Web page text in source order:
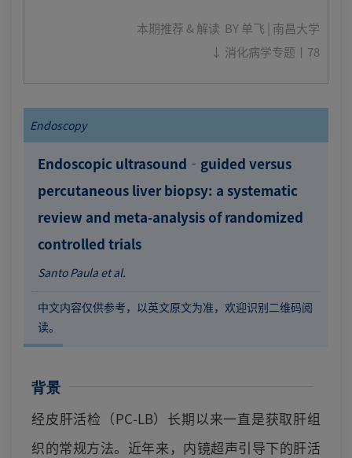
本期推荐 & 解读 BY单飞 | 南昌大学
↓ 消化病学专题丨78
Endoscopy
Endoscopic ultrasound‐guided versus
percutaneous liver biopsy: a systematic
review and meta-analysis of randomized
controlled trials
Santo Paula et al.
中文内容仅供参考，以英文原文为准，欢迎识别二维码阅
读。
背景
经皮肝活检（PC-LB）长期以来一直是获取肝组
织的常规方法。近年来，内镜超声引导下的肝活